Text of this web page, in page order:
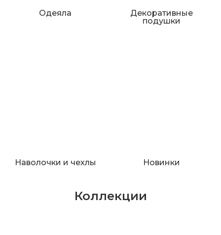
Одеяла
Декоративные
подушки
Наволочки и чехлы Новинки
Коллекции